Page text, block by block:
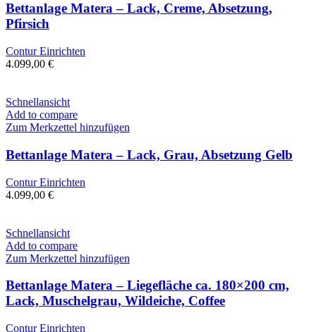
Bettanlage Matera – Lack, Creme, Absetzung,
Pfirsich
Contur Einrichten
4.099,00 €
Schnellansicht
Add to compare
Zum Merkzettel hinzufügen
Bettanlage Matera – Lack, Grau, Absetzung Gelb
Contur Einrichten
4.099,00 €
Schnellansicht
Add to compare
Zum Merkzettel hinzufügen
Bettanlage Matera – Liegefläche ca. 180×200 cm,
Lack, Muschelgrau, Wildeiche, Coffee
Contur Einrichten